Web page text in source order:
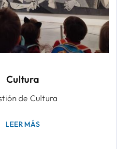
Cultura
de Cultura
LEER MÁS